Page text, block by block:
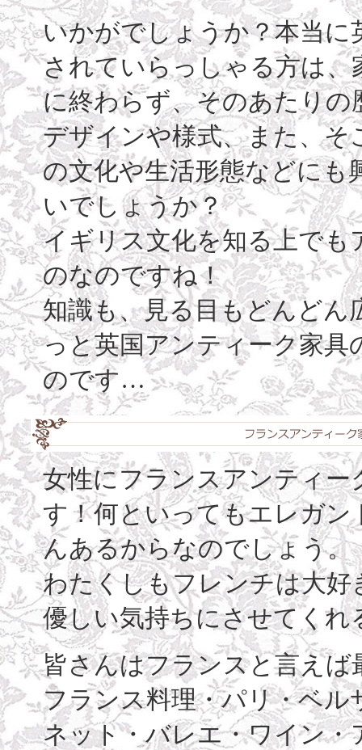
いかがでしょうか？本当に
されていらっしゃる方は
に終わらず、そのあたり
デザインや様式、また、
の文化や生活形態などに
いでしょうか？
イギリス文化を知る上で
のなのですね！
知識も、見る目もどんどん
っと英国アンティーク家具
のです…
女性にフランスアンティ
す！何といってもエレガ
んあるからなのでしょう。
わたくしもフレンチは大
優しい気持ちにさせてく
皆さんはフランスと言え
フランス料理・パリ・ベ
ネット・バレエ・ワイン